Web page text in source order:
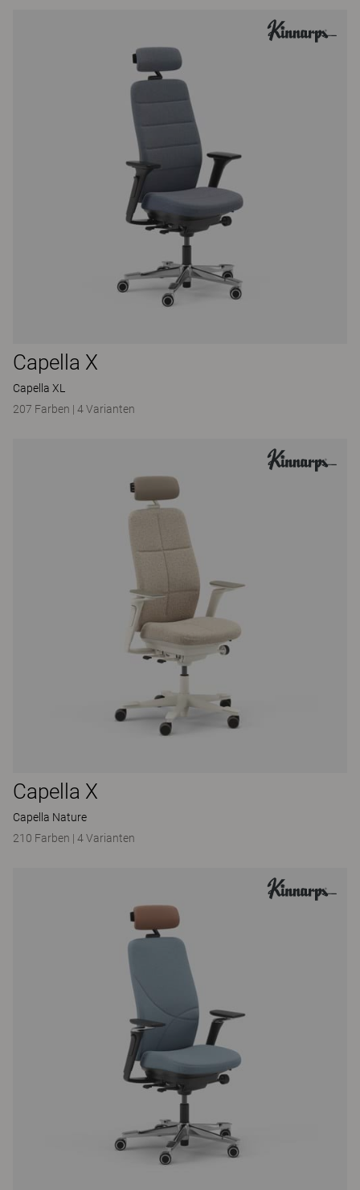
Capella X
Capella XL
207 Farben | 4 Varianten
Capella X
Capella Nature
210 Farben | 4 Varianten